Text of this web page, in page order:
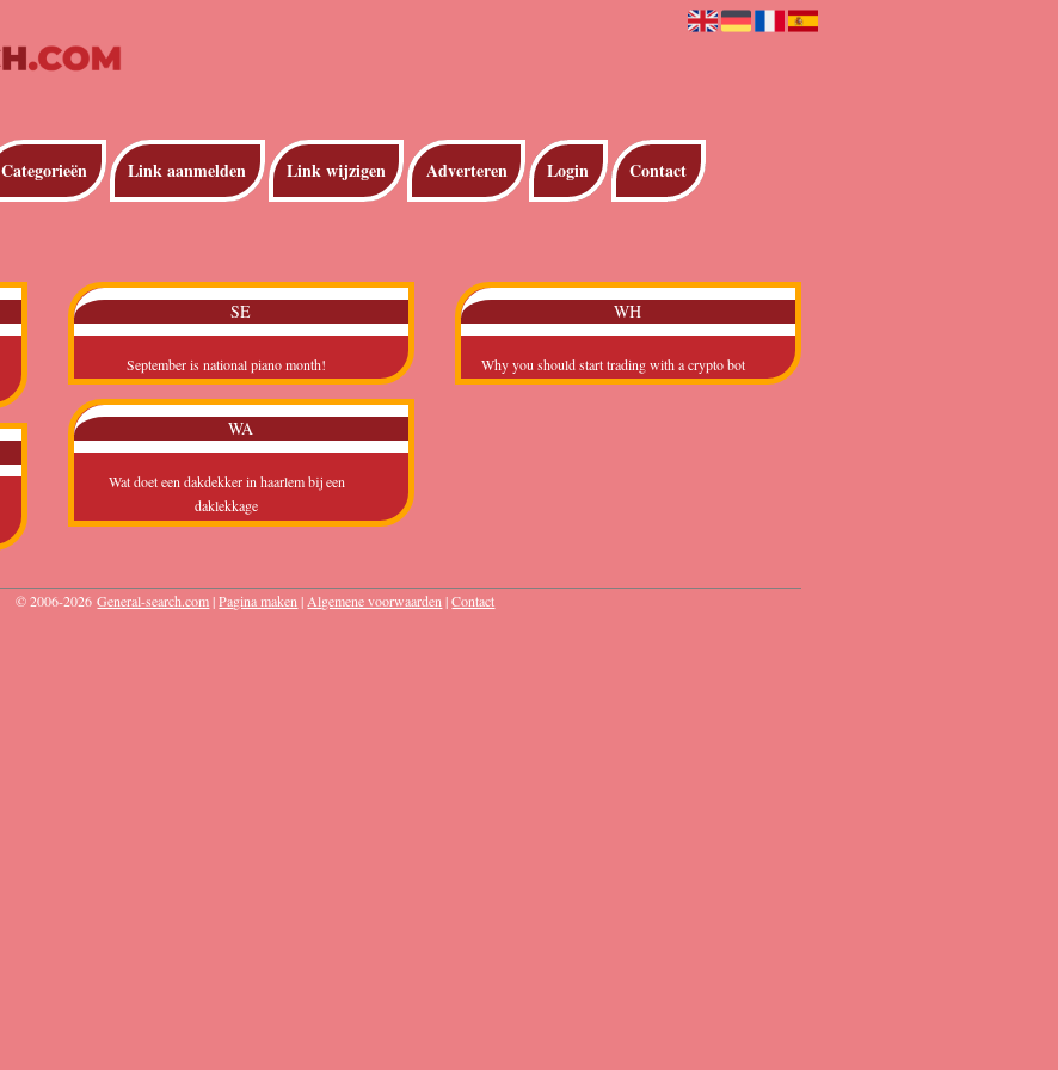
Categorieën Link aanmelden Link wijzigen Adverteren Login Contact
SE
September is national piano month!
WA
Wat doet een dakdekker in haarlem bij een
daklekkage
WH
Why you should start trading with a crypto bot
© 2006-2026General-search.com|Pagina maken | Algemene voorwaarden |Contact